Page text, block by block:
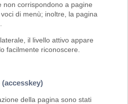
non corrispondono a pagine
di menù; inoltre, la pagina
il livello attivo appare
facilmente riconoscere.
della pagina sono stati